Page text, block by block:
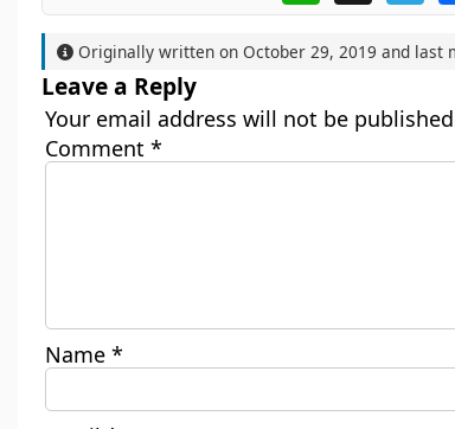
Originally written on October 29, 2019 and last
Leave a Reply
Your email address will not be
Comment *
Name *